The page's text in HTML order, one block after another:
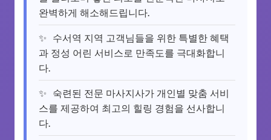
완벽하게 해소해드립니다.
수서역 지역 고객님들을 위한 특별한 혜택
과 정성 어린 서비스로 만족도를 극대화합니
다.
숙련된 전문 마사지사가 개인별 맞춤 서비
스를 제공하여 최고의 힐링 경험을 선사합니
다.